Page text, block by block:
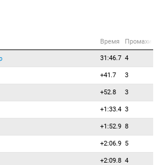
Время Промахи
31:46.7 4
+41.7 3
+52.8 3
+1:33.4 3
+1:52.9 8
+2:06.9 5
+2:09.8 4